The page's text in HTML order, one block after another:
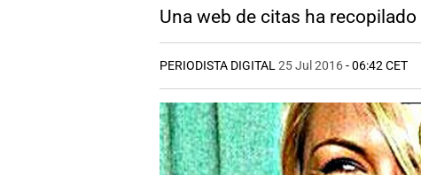
Una web de citas ha
PERIODISTA DIGITAL 25 Jul 2016- 06:42 CET